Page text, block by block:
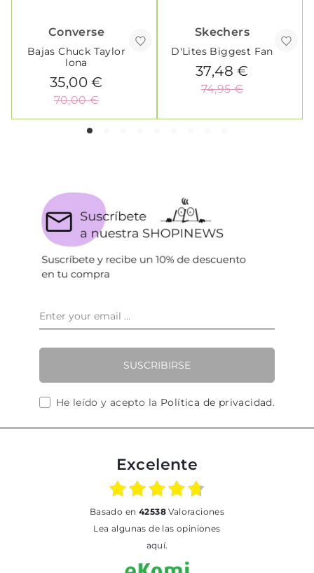
Converse
Bajas Chuck Taylor
lona
35,00 €
70,00 €
Skechers
D'Lites Biggest Fan
37,48 €
74,95 €
SUSCRIBIRSE
He leído y acepto la Política de privacidad.
Excelente
basado en 42538Valoraciones
Lea algunas de las opiniones
aquí.